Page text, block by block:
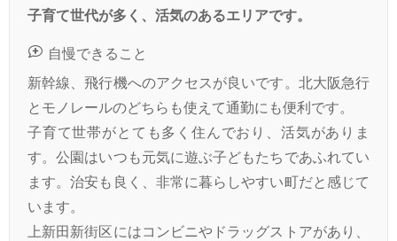
子育て世代が多く、活気のあるエリアです。
自慢できること
新幹線、飛行機へのアクセスが良いです。北大阪急行
とモノレールのどちらも使えて通勤にも便利です。
子育て世帯がとても多く住んでおり、活気がありま
す。公園はいつも元気に遊ぶ子どもたちであふれてい
ます。治安も良く、非常に暮らしやすい町だと感じて
います。
上新田新街区にはコンビニやドラッグストアがあり、